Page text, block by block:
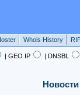
Whois History
| GEO IP
| DNSBL